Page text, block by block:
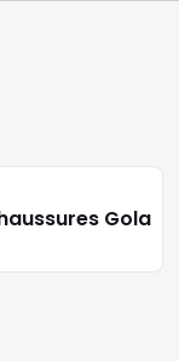
Gola